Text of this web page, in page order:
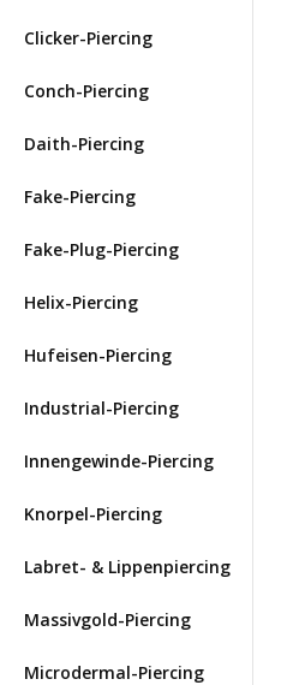
Clicker-Piercing
Conch-Piercing
Daith-Piercing
Fake-Piercing
Fake-Plug-Piercing
Helix-Piercing
Hufeisen-Piercing
Industrial-Piercing
Innengewinde-Piercing
Knorpel-Piercing
Labret- & Lippenpiercing
Massivgold-Piercing
Microdermal-Piercing